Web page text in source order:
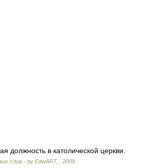
должность в католической церкви.
слов.- by EdwART, 2009